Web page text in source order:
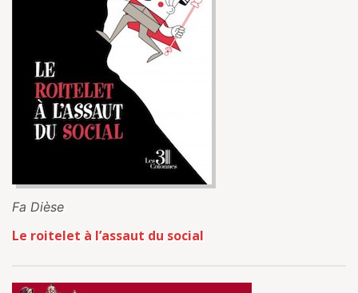
Fa Dièse
Le roitelet à l’assaut du social